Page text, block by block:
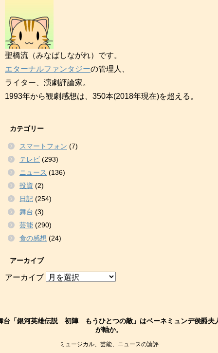
聖橋流（みなばしながれ）です。
エターナルファンタジーの管理人、
ライター、演劇評論家。
1993年から観劇感想は、350本(2018年現在)を超える。
カテゴリー
スマートフォン (7)
テレビ (293)
ニュース (136)
投資 (2)
日記 (254)
舞台 (3)
芸能 (290)
食の感想 (24)
アーカイブ
アーカイブ
台「銀河英雄伝説 初陣 もうひとつの敵」はベーネミュンデ侯爵夫
が軸か。
ミュージカル、芸能、ニュースの論評